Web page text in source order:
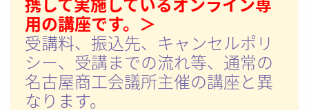
用の講座です。＞
受講料、振込先、キャンセルポリ
シー、受講までの流れ等、通常の
名古屋商工会議所主催の講座と異
なります。